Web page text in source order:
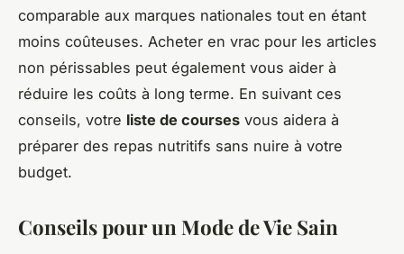
comparable aux marques nationales tout en étant
moins coûteuses. Acheter en vrac pour les articles
non périssables peut également vous aider à
réduire les coûts à long terme. En suivant ces
conseils, votre liste de courses vous aidera à
préparer des repas nutritifs sans nuire à votre
budget.
Conseils pour un Mode de Vie Sain